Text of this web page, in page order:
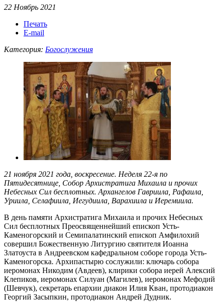
22 Ноябрь 2021
Печать
E-mail
Категория: Богослужения
21 ноября 2021 года, воскресение. Неделя 22-я по
Пятидесятнице, Собор Архистратига Михаила и прочих
Небесных Сил бесплотных. Архангелов Гавриила, Рафаила,
Уриила, Селафиила, Иегудиила, Варахиила и Иеремиила.
В день памяти Архистратига Михаила и прочих Небесных
Сил бесплотных Преосвященнейший епископ Усть-
Каменогорский и Семипалатинский епископ Амфилохий
совершил Божественную Литургию святителя Иоанна
Златоуста в Андреевском кафедральном соборе города Усть-
Каменогорска. Архипастырю сослужили: ключарь собора
иеромонах Никодим (Авдеев), клирики собора иерей Алексий
Клепиков, иеромонах Силуан (Магилев), иеромонах Мефодий
(Шевчук), секретарь епархии диакон Илия Кван, протодиакон
Георгий Засыпкин, протодиакон Андрей Дудник.